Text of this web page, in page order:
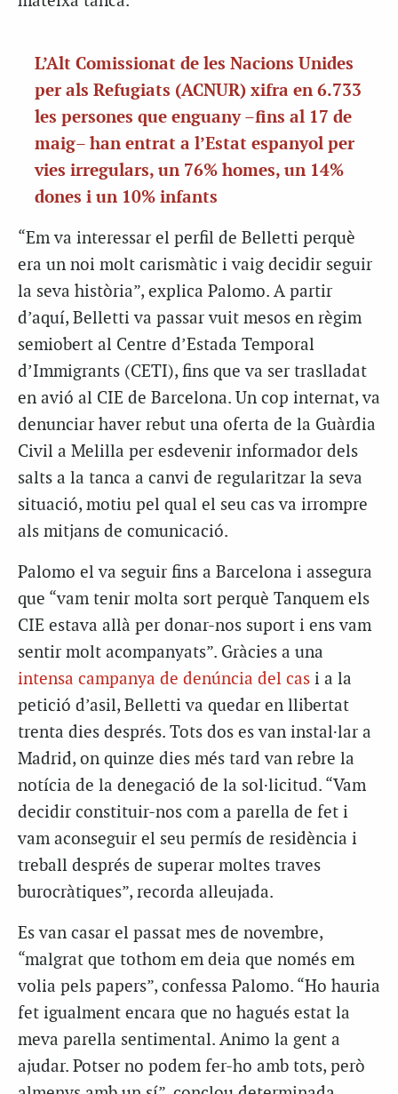
L’Alt Comissionat de les Nacions Unides
per als Refugiats (ACNUR) xifra en 6.733
les persones que enguany –fins al 17 de
maig– han entrat a l’Estat espanyol per
vies irregulars, un 76% homes, un 14%
dones i un 10% infants
“Em va interessar el perfil de Belletti perquè
era un noi molt carismàtic i vaig decidir seguir
la seva història”, explica Palomo. A partir
d’aquí, Belletti va passar vuit mesos en règim
semiobert al Centre d’Estada Temporal
d’Immigrants (CETI), fins que va ser traslladat
en avió al CIE de Barcelona. Un cop internat, va
denunciar haver rebut una oferta de la Guàrdia
Civil a Melilla per esdevenir informador dels
salts a la tanca a canvi de regularitzar la seva
situació, motiu pel qual el seu cas va irrompre
als mitjans de comunicació.
Palomo el va seguir fins a Barcelona i assegura
que “vam tenir molta sort perquè Tanquem els
CIE estava allà per donar-nos suport i ens vam
sentir molt acompanyats”. Gràcies a una
intensa campanya de denúncia del cas i a la
petició d’asil, Belletti va quedar en llibertat
trenta dies després. Tots dos es van instal·lar a
Madrid, on quinze dies més tard van rebre la
notícia de la denegació de la sol·licitud. “Vam
decidir constituir-nos com a parella de fet i
vam aconseguir el seu permís de residència i
treball després de superar moltes traves
burocràtiques”, recorda alleujada.
Es van casar el passat mes de novembre,
“malgrat que tothom em deia que només em
volia pels papers”, confessa Palomo. “Ho hauria
fet igualment encara que no hagués estat la
meva parella sentimental. Animo la gent a
ajudar. Potser no podem fer-ho amb tots, però